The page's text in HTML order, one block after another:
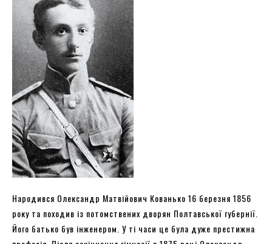
Народився Олександр Матвійович Кованько 16 березня 1856
року та походив із потомствених дворян Полтавської губернії.
Його батько був інженером. У ті часи це була дуже престижна